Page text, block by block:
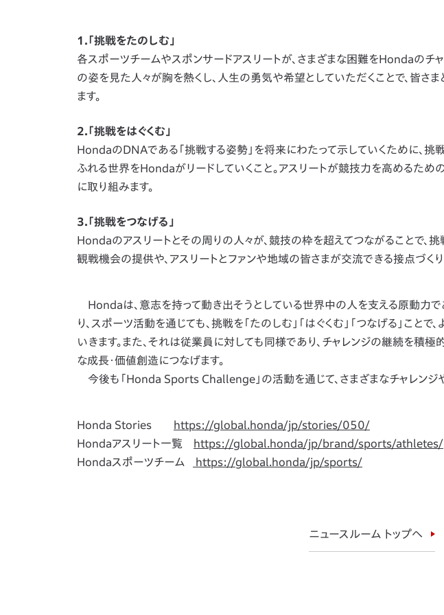
1.「挑戦をたのしむ」
各スポーツチームやスポンサードアスリートが、さまざまな困難をHondaのチ
の姿を見た人々が胸を熱くし、人生の勇気や希望としていただくことで、皆さ
ます。
2.「挑戦をはぐくむ」
HondaのDNAである「挑戦する姿勢」を将来にわたって示していくために、挑
ふれる世界をHondaがリードしていくこと。アスリートが競技力を高めるため
に取り組みます。
3.「挑戦をつなげる」
Hondaのアスリートとその周りの人々が、競技の枠を超えてつながることで、挑
観戦機会の提供や、アスリートとファンや地域の皆さまが交流できる接点づくり
Hondaは、意志を持って動き出そうとしている世界中の人を支える原動力で
り、スポーツ活動を通じても、挑戦を「たのしむ」「はぐくむ」「つなげる」こと
いきます。また、それは従業員に対しても同様であり、チャレンジの継続を積
な成長・価値創造につなげます。
今後も「Honda Sports Challenge」の活動を通じて、さまざまなチャレンジ
Honda Stories
https://global.honda/jp/stories/050/
Hondaアスリート一覧
https://global.honda/jp/brand/sports/athletes/
Hondaスポーツチーム
https://global.honda/jp/sports/
ニュースルーム トップへ